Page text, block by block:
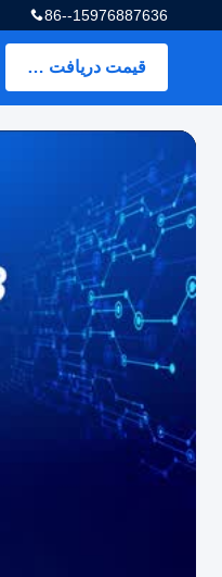
86--15976887636
قیمت دریافت کنید